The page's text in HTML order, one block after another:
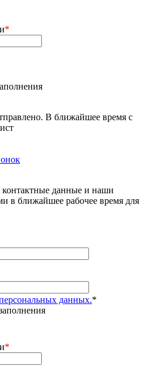
*
В ближайшее время с
данные и наши
в ближайшее рабочее время для
данных.*
*